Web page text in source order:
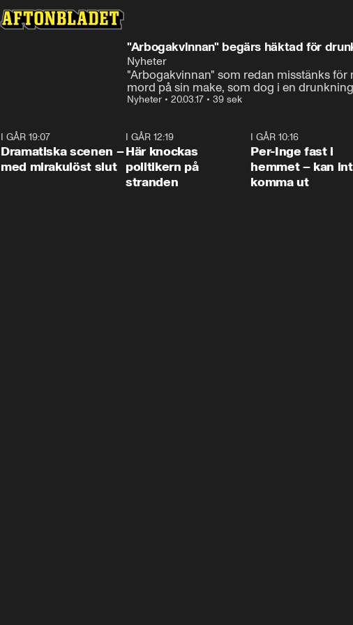
"Arbogakvinnan" begärs häktad för
Nyheter
"Arbogakvinnan" som redan misstänks
mord på sin make, som dog i en
Nyheter • 20.03.17 • 39 sek
I GÅR 19:07
Dramatiska scenen –
med mirakulöst slut
I GÅR 12:19
Här knockas
politikern på
stranden
I GÅR 10:16
Per-Inge fast i
hemmet – kan
komma ut